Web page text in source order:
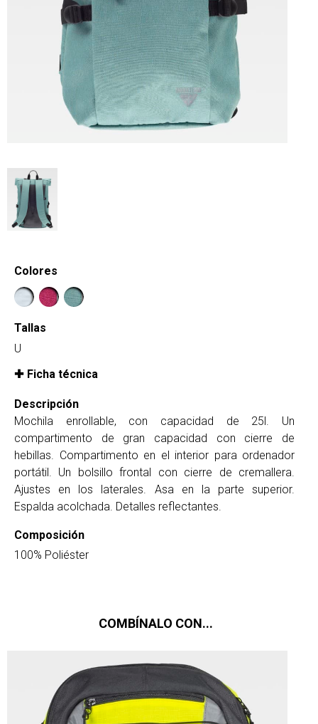
Colores
Tallas
U
Ficha técnica
Descripción
Mochila enrollable, con capacidad de 25l. Un
compartimento de gran capacidad con cierre de
hebillas. Compartimento en el interior para ordenador
portátil. Un bolsillo frontal con cierre de cremallera.
Ajustes en los laterales. Asa en la parte superior.
Espalda acolchada. Detalles reflectantes.
Composición
100% Poliéster
COMBÍNALO CON...